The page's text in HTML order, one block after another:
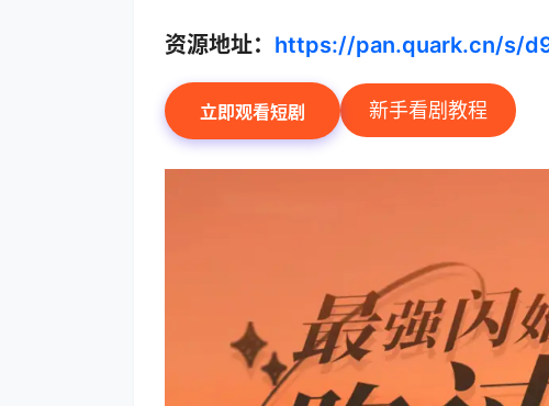
资源地址： https://pan.quark.cn/s/
立即观看短剧 新手看剧教程